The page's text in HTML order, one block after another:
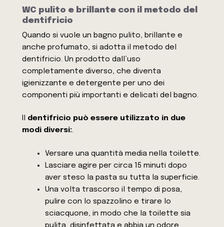
WC pulito e brillante con il metodo del
dentifricio
Quando si vuole un bagno pulito, brillante e
anche profumato, si adotta il metodo del
dentifricio. Un prodotto dall’uso
completamente diverso, che diventa
igienizzante e detergente per uno dei
componenti più importanti e delicati del bagno.
Il dentifricio può essere utilizzato in due
modi diversi:.
Versare una quantità media nella toilette.
Lasciare agire per circa 15 minuti dopo
aver steso la pasta su tutta la superficie.
Una volta trascorso il tempo di posa,
pulire con lo spazzolino e tirare lo
sciacquone, in modo che la toilette sia